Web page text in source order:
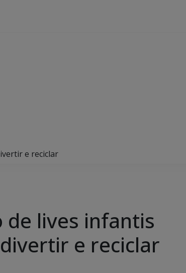
e reciclar
de lives infantis
e reciclar